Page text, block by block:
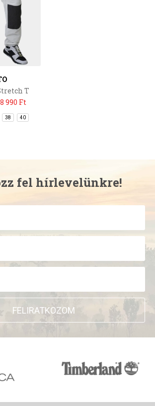
T
990 Ft
38 40
fel hírlevelünkre!
FELIRATKOZOM